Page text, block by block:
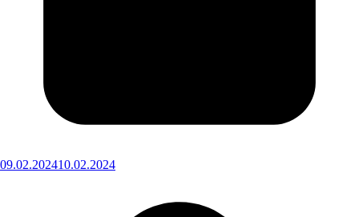
09.02.202410.02.2024